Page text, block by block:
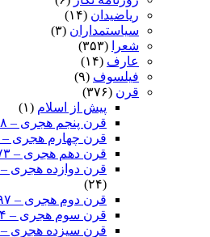
ریاضیدان (۱۴)
سیاستمداران (۳)
شعرا
(۳۵۳)
عارف (۱۴)
فیلسوف (۹)
قرن (۳۷۶)
پیش از اسلام (۱)
قرن پنجم هجری – ۳۸۸ الی ۴۸۵ شمسی
قرن چهارم هجری – ۲۹۱ الی ۳۸۸ شمسی
قرن دهم هجری – ۸۷۳ الی ۹۷۰ شمسی
قرن دوازده هجری – ۱۰۶۷ الی ۱۱۶۴ شمسی
(۲۴)
قرن دوم هجری – ۹۷ الی ۱۹۴ شمسی
قرن سوم هجری – ۱۹۴ الی ۲۹۱ شمسی
قرن سیزده هجری – ۱۱۶۴ الی ۱۲۶۱ شمسی